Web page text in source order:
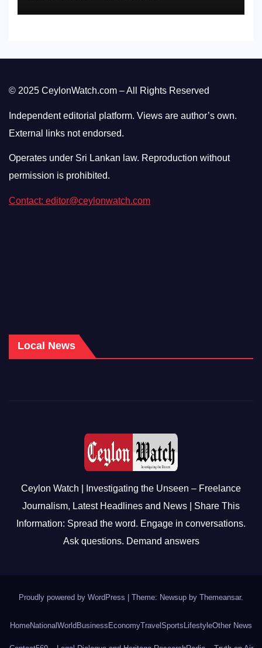
© 2025 CeylonWatch.com – All Rights Reserved
Independent editorial platform. Views are author’s own.
External links not endorsed.
Operates under Sri Lankan law. Reproduction without
permission is prohibited.
Contact: editor@ceylonwatch.com
Local News
Ceylon Watch | Investigating the Unseen – Freelance
Journalism, Latest Headlines and News | Share This
Information: Spread the word. Engage in conversations.
Ask questions. Demand answers
Proudly powered by WordPress Theme: Newsup by Themeansar.
HomeNationalWorld Business EconomyTravel Sports LifestyleOther News